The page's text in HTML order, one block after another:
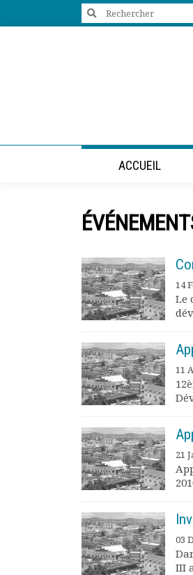
Vie de l’association
Calendrier des activités
Assemblées générales
Comptes rendus mensuels
Rapports moraux
Nous rejoindre
Présentation du bulletin
Comité de rédaction
développement
Dîners débats
Journées d’études
Concours vidéo
Search
ACCUEIL
14
Le
11
21
03
III